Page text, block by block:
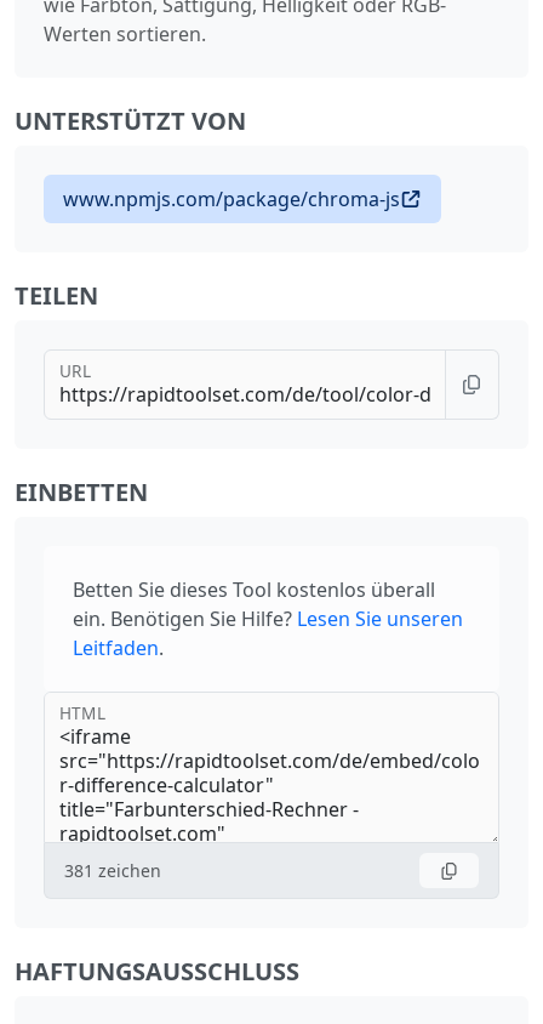
Werten sortieren.
UNTERSTÜTZT VON
www.npmjs.com/package/chroma-js
TEILEN
URL
EINBETTEN
Betten Sie dieses Tool kostenlos überall
ein. Benötigen Sie Hilfe? Lesen Sie unseren
Leitfaden.
HTML
381 zeichen
HAFTUNGSAUSSCHLUSS